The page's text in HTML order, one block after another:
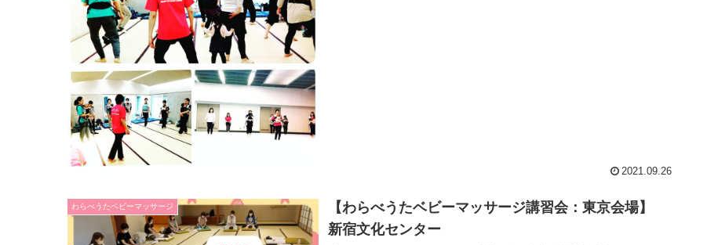
2021.09.26
わらべうたベビーマッサージ
【わらべうたベビーマッサージ講習会：東京会場】
新宿文化センター